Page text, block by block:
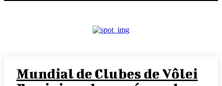
Mundial de Clubes de Vôlei